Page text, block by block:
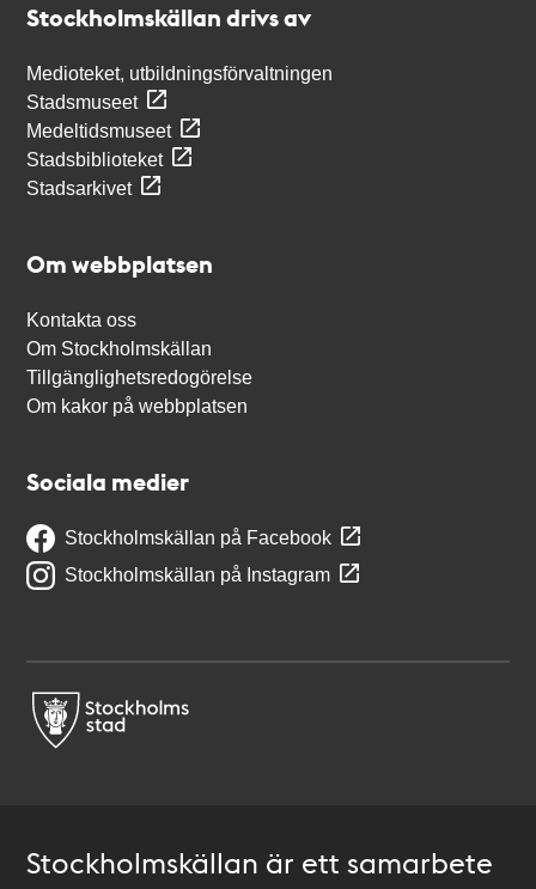
Stockholmskällan drivs av
Medioteket, utbildningsförvaltningen
Stadsmuseet
Medeltidsmuseet
Stadsbiblioteket
Stadsarkivet
Om webbplatsen
Kontakta oss
Om Stockholmskällan
Tillgänglighetsredogörelse
Om kakor på webbplatsen
Sociala medier
Stockholmskällan på Facebook
Stockholmskällan på Instagram
Stockholmskällan är ett samarbete